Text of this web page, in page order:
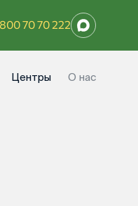
70 70 222
Центры О нас